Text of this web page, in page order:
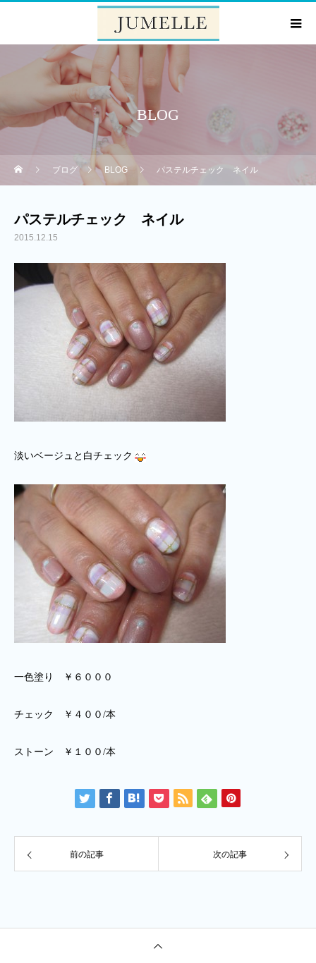
BLOG
ブログ BLOG パステルチェック ネイル
パステルチェック ネイル
2015.12.15
淡いベージュと白チェック
一色塗り ￥６０００
チェック ￥４００/本
ストーン ￥１００/本
前の記事 次の記事